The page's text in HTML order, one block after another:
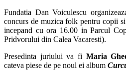
Fundatia Dan Voiculescu
concurs de muzica folk pentru copii
incepand cu ora 16.00 in Parcul
Pridvorului din Calea Vacaresti).
Presedinta juriului va fi Maria
cateva piese de pe noul ei album